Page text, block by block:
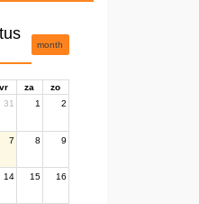
month
vr za
zo
31 1 2
7 8 9
14 15 16